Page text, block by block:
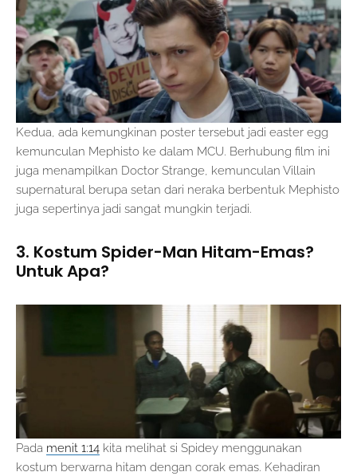
Kedua, ada kemungkinan poster tersebut jadi easter egg
kemunculan Mephisto ke dalam MCU. Berhubung film ini
juga menampilkan Doctor Strange, kemunculan Villain
supernatural berupa setan dari neraka berbentuk Mephisto
juga sepertinya jadi sangat mungkin terjadi.
3. Kostum Spider-Man Hitam-Emas?
Untuk Apa?
Pada menit 1:14 kita melihat si Spidey menggunakan
kostum berwarna hitam dengan corak emas. Kehadiran